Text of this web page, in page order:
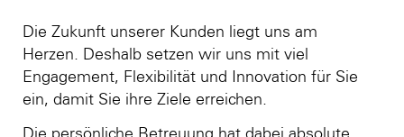
Die Zukunft unserer Kunden liegt uns am
Herzen. Deshalb setzen wir uns mit viel
Engagement, Flexibilität und Innovation für Sie
ein, damit Sie ihre Ziele erreichen.